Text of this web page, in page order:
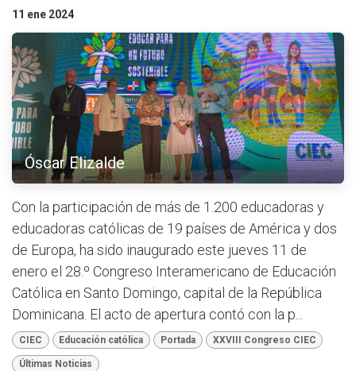
11 ene 2024
Óscar Elizalde
Con la participación de más de 1.200 educadoras y
educadoras católicas de 19 países de América y dos
de Europa, ha sido inaugurado este jueves 11 de
enero el 28.º Congreso Interamericano de Educación
Católica en Santo Domingo, capital de la República
Dominicana. El acto de apertura contó con la p...
CIEC Educación católica Portada XXVIII Congreso CIEC
Últimas Noticias